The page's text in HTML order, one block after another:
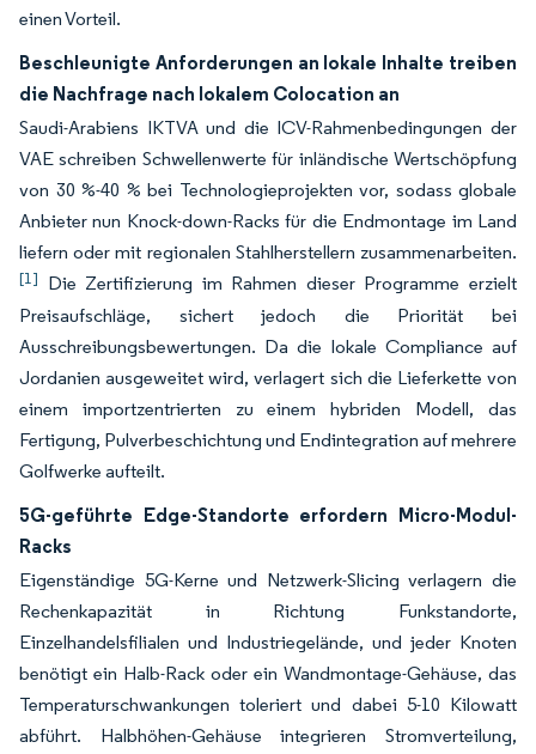
einen Vorteil.
Beschleunigte Anforderungen an lokale Inhalte treiben
die Nachfrage nach lokalem Colocation an
Saudi-Arabiens IKTVA und die ICV-Rahmenbedingungen der
VAE schreiben Schwellenwerte für inländische Wertschöpfung
von 30 %-40 % bei Technologieprojekten vor, sodass globale
Anbieter nun Knock-down-Racks für die Endmontage im Land
liefern oder mit regionalen Stahlherstellern zusammenarbeiten.
[1] Die Zertifizierung im Rahmen dieser Programme erzielt
Preisaufschläge, sichert jedoch die Priorität bei
Ausschreibungsbewertungen. Da die lokale Compliance auf
Jordanien ausgeweitet wird, verlagert sich die Lieferkette von
einem importzentrierten zu einem hybriden Modell, das
Fertigung, Pulverbeschichtung und Endintegration auf mehrere
Golfwerke aufteilt.
5G-geführte Edge-Standorte erfordern Micro-Modul-
Racks
Eigenständige 5G-Kerne und Netzwerk-Slicing verlagern die
Rechenkapazität in Richtung Funkstandorte,
Einzelhandelsfilialen und Industriegelände, und jeder Knoten
benötigt ein Halb-Rack oder ein Wandmontage-Gehäuse, das
Temperaturschwankungen toleriert und dabei 5-10 Kilowatt
abführt. Halbhöhen-Gehäuse integrieren Stromverteilung,